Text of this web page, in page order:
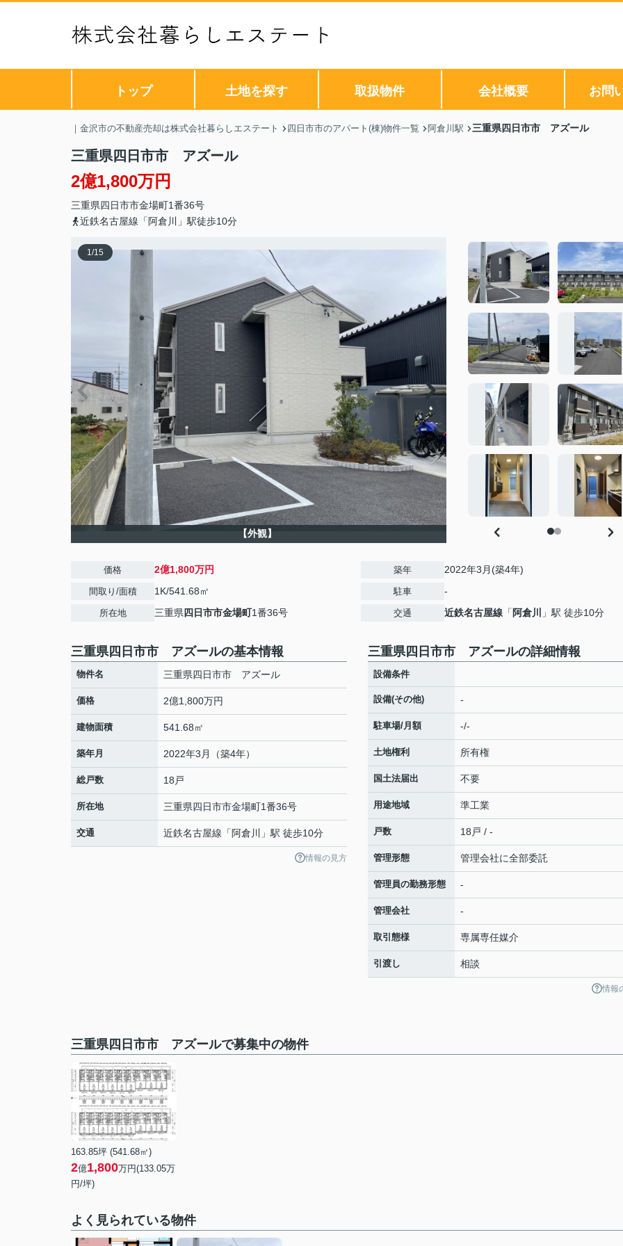
トップ 土地を探す 取扱物件 会社概要 お問
｜金沢市の不動産売却は株式会社暮らしエステート 四日市市のアパート(棟)物件一覧 阿倉川駅 三重県四日市市 アズール
三重県四日市市 アズール
2億1,800万円
三重県四日市市金場町1番36号
近鉄名古屋線「阿倉川」駅徒歩10分
1/15
【外観】
価格 2億1,800万円
間取り/面積 1K/541.68㎡
所在地 三重県 四日市市金場町1番36号
築年 2022年3月(築4年)
駐車 -
交通 近鉄名古屋線 「 阿倉川 」駅 徒歩10分
三重県四日市市 アズールの基本情報
物件名 三重県四日市市 アズール
価格 2億1,800万円
建物面積 541.68㎡
築年月 2022年3月（築4年）
総戸数 18戸
所在地 三重県四日市市金場町1番36号
交通 近鉄名古屋線 「 阿倉川 」駅 徒歩10分
情報の見方
三重県四日市市 アズールの詳細情報
設備条件
設備(その他) -
駐車場/月額 -/-
土地権利 所有権
国土法届出 不要
用途地域 準工業
戸数 18戸 / -
管理形態 管理会社に全部委託
管理員の勤務形態 -
管理会社 -
取引態様 専属専任媒介
引渡し 相談
情報
三重県四日市市 アズールで募集中の物件
163.85坪 (541.68㎡)
2億1,800万円(133.05万
円/坪)
よく見られている物件